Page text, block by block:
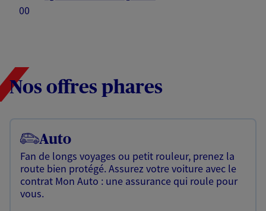
00
Nos offres phares
Auto
Fan de longs voyages ou petit rouleur, prenez la
route bien protégé. Assurez votre voiture avec le
contrat Mon Auto : une assurance qui roule pour
vous.